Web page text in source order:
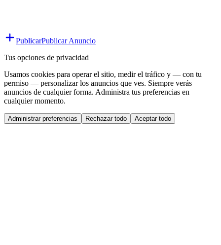
PublicarPublicar Anuncio
Tus opciones de privacidad
Usamos cookies para operar el sitio, medir el tráfico y — con tu
permiso — personalizar los anuncios que ves. Siempre verás
anuncios de cualquier forma. Administra tus preferencias en
cualquier momento.
Administrar preferencias Rechazar todo Aceptar todo